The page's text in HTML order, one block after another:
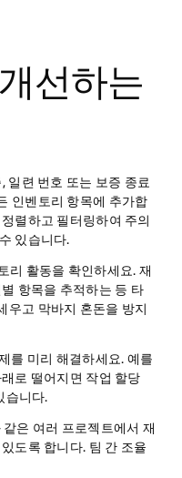
선하는
일련 번호 또는 보증 종료
인벤토리 항목에 추가합
렬하고 필터링하여 주의
있습니다.
리 활동을 확인하세요. 재
항목을 추적하는 등 타
우고 막바지 혼돈을 방지
를 미리 해결하세요. 예를
로 떨어지면 작업 할당
습니다.
같은 여러 프로젝트에서 재
도록 합니다. 팀 간 조율